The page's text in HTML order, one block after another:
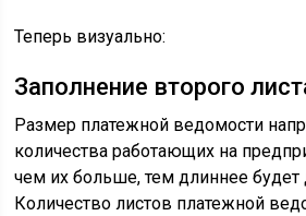
Теперь визуально:
Заполнение второго
Размер платежной ведомости
количества работающих на
чем их больше, тем длиннее
Количество листов платежной